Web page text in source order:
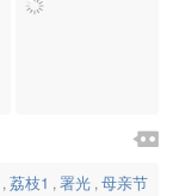


, 荔枝1 , 署光 , 母亲节